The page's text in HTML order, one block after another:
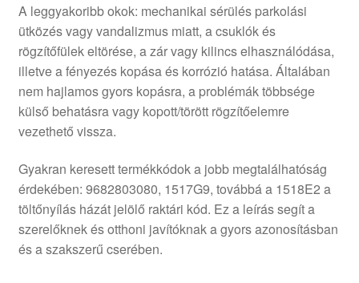
A leggyakoribb okok: mechanikai sérülés parkolási
ütközés vagy vandalizmus miatt, a csuklók és
rögzítőfülek eltörése, a zár vagy kilincs elhasználódása,
illetve a fényezés kopása és korrózió hatása. Általában
nem hajlamos gyors kopásra, a problémák többsége
külső behatásra vagy kopott/törött rögzítőelemre
vezethető vissza.
Gyakran keresett termékkódok a jobb megtalálhatóság
érdekében: 9682803080, 1517G9, továbbá a 1518E2 a
töltőnyílás házát jelölő raktári kód. Ez a leírás segít a
szerelőknek és otthoni javítóknak a gyors azonosításban
és a szakszerű cserében.